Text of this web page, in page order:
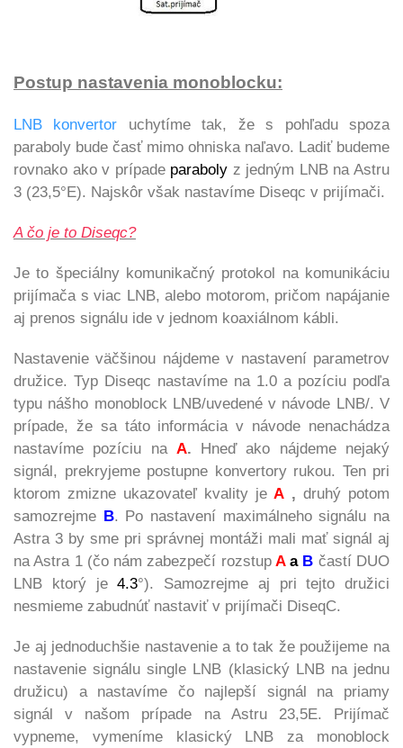
Postup nastavenia monoblocku:
LNB konvertor uchytíme tak, že s pohľadu spoza
paraboly bude časť mimo ohniska naľavo. Ladiť budeme
rovnako ako v prípade paraboly z jedným LNB na Astru
3 (23,5°E). Najskôr však nastavíme Diseqc v prijímači.
A čo je to Diseqc?
Je to špeciálny komunikačný protokol na komunikáciu
prijímača s viac LNB, alebo motorom, pričom napájanie
aj prenos signálu ide v jednom koaxiálnom kábli.
Nastavenie väčšinou nájdeme v nastavení parametrov
družice. Typ Diseqc nastavíme na 1.0 a pozíciu podľa
typu nášho monoblock LNB/uvedené v návode LNB/. V
prípade, že sa táto informácia v návode nenachádza
nastavíme pozíciu na A. Hneď ako nájdeme nejaký
signál, prekryjeme postupne konvertory rukou. Ten pri
ktorom zmizne ukazovateľ kvality jeA ,druhý potom
samozrejme B. Po nastavení maximálneho signálu na
Astra 3 by sme pri správnej montáži mali mať signál aj
na Astra 1 (čo nám zabezpečí rozstupAa B častí DUO
LNB ktorý je4.3°). Samozrejme aj pri tejto družici
nesmieme zabudnúť nastaviť v prijímači DiseqC.
Je aj jednoduchšie nastavenie a to tak že použijeme na
nastavenie signálu single LNB (klasický LNB na jednu
družicu) a nastavíme čo najlepší signál na priamy
signál v našom prípade na Astru 23,5E. Prijímač
vypneme, vymeníme klasický LNB za monoblock